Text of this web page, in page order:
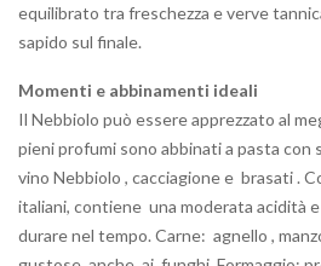
equilibrato tra freschezza e verve
sapido sul finale.
Momenti e abbinamenti ideali
Il Nebbiolo può essere apprezzato al
pieni profumi sono abbinati a pasta con
vino Nebbiolo , cacciagione e brasati .
italiani, contiene una moderata acidità
durare nel tempo. Carne: agnello ,